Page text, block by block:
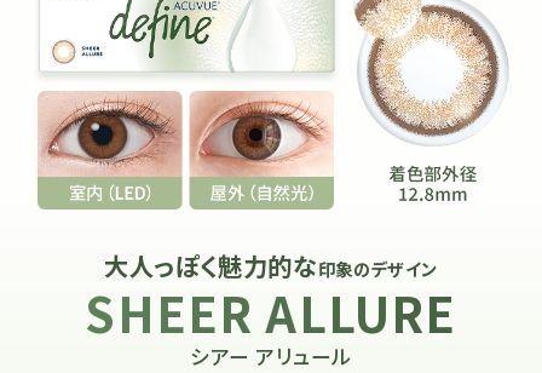
大人っぽく魅力的な印象のデザイン
SHEER ALLURE
シアー アリュール